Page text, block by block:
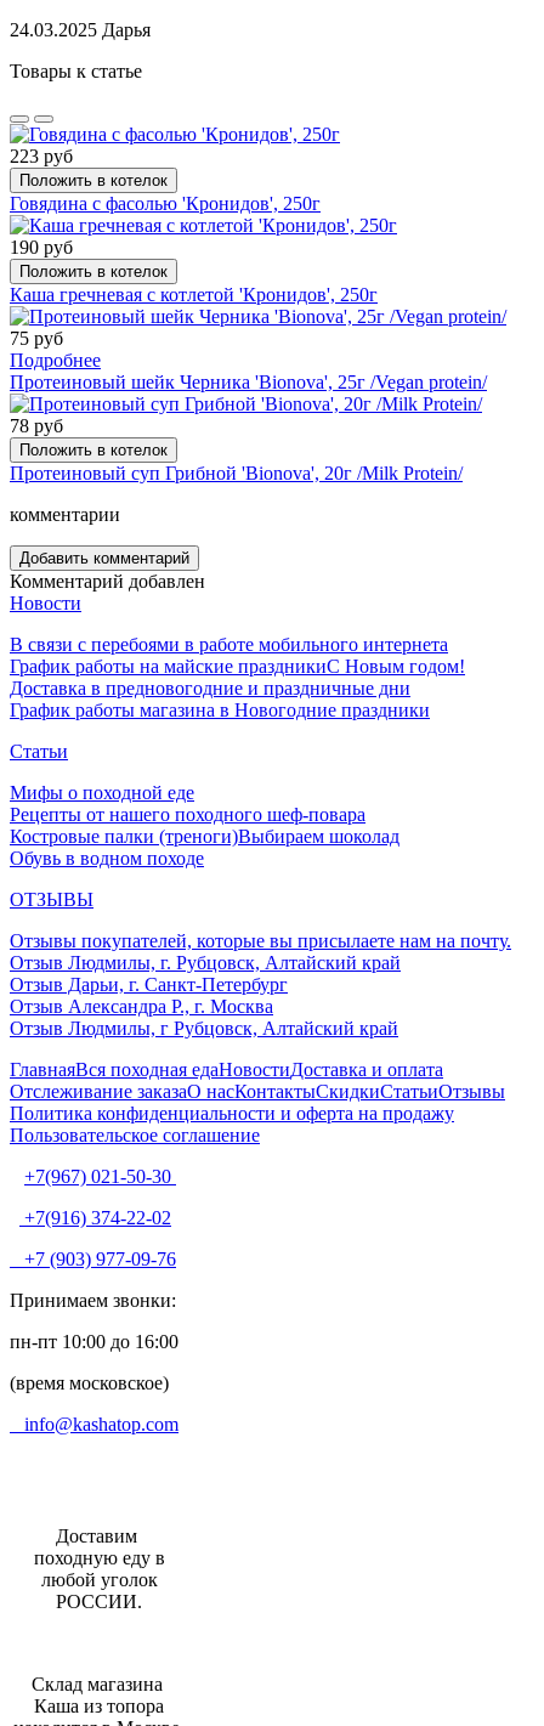
24.03.2025 Дарья
Товары к статье
223 руб
Положить в котелок
Говядина с фасолью 'Кронидов', 250г
190 руб
Положить в котелок
Каша гречневая с котлетой 'Кронидов', 250г
75 руб
Подробнее
Протеиновый шейк Черника 'Bionova', 25г /Vegan protein/
78 руб
Положить в котелок
Протеиновый суп Грибной 'Bionova', 20г /Milk Protein/
комментарии
Добавить комментарий
Комментарий добавлен
Новости
В связи с перебоями в работе мобильного интернета
График работы на майские праздникиС Новым годом!
Доставка в предновогодние и праздничные дни
График работы магазина в Новогодние праздники
Статьи
Мифы о походной еде
Рецепты от нашего походного шеф-повара
Костровые палки (треноги)Выбираем шоколад
Обувь в водном походе
ОТЗЫВЫ
Отзывы покупателей, которые вы присылаете нам на почту.
Отзыв Людмилы, г. Рубцовск, Алтайский край
Отзыв Дарьи, г. Санкт-Петербург
Отзыв Александра Р., г. Москва
Отзыв Людмилы, г Рубцовск, Алтайский край
ГлавнаяВся походная едаНовостиДоставка и оплата
Отслеживание заказаО насКонтактыСкидкиСтатьиОтзывы
Политика конфиденциальности и оферта на продажу
Пользовательское соглашение
+7(967) 021-50-30
+7(916) 374-22-02
+7 (903) 977-09-76
Принимаем звонки:
пн-пт 10:00 до 16:00
(время московское)
info@kashatop.com
Доставим
походную еду в
любой уголок
РОССИИ.
Склад магазина
Каша из топора